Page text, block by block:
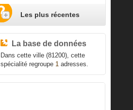
Les plus récentes
La base de données
Dans cette ville (81200), cette
spécialité regroupe 1adresses.